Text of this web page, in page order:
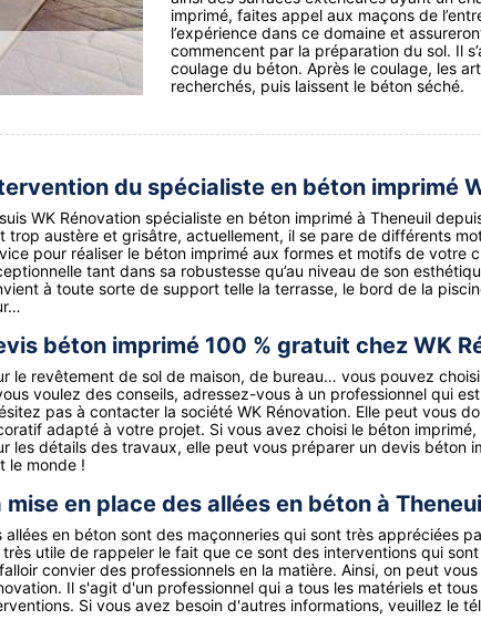
imprimé, faites appel aux maçons de
l’expérience dans ce domaine et
commencent par la préparation du sol. Il
coulage du béton. Après le coulage, les
recherchés, puis laissent le béton séché.
du spécialiste en béton imprimé
WK Rénovation spécialiste en béton imprimé à Theneuil
trop austère et grisâtre, actuellement, il se pare de différents
pour réaliser le béton imprimé aux formes et motifs de votre
tant dans sa robustesse qu’au niveau de son
à toute sorte de support telle la terrasse, le bord de la
béton imprimé 100 % gratuit chez WK
le revêtement de sol de maison, de bureau… vous pouvez
voulez des conseils, adressez-vous à un professionnel qui
pas à contacter la société WK Rénovation. Elle peut vous
adapté à votre projet. Si vous avez choisi le béton
les détails des travaux, elle peut vous préparer un devis béton
le monde !
mise en place des allées en béton à
allées en béton sont des maçonneries qui sont très appréciées
utile de rappeler le fait que ce sont des interventions qui
convier des professionnels en la matière. Ainsi, on peut
Il s'agit d'un professionnel qui a tous les matériels et
Si vous avez besoin d'autres informations, veuillez le